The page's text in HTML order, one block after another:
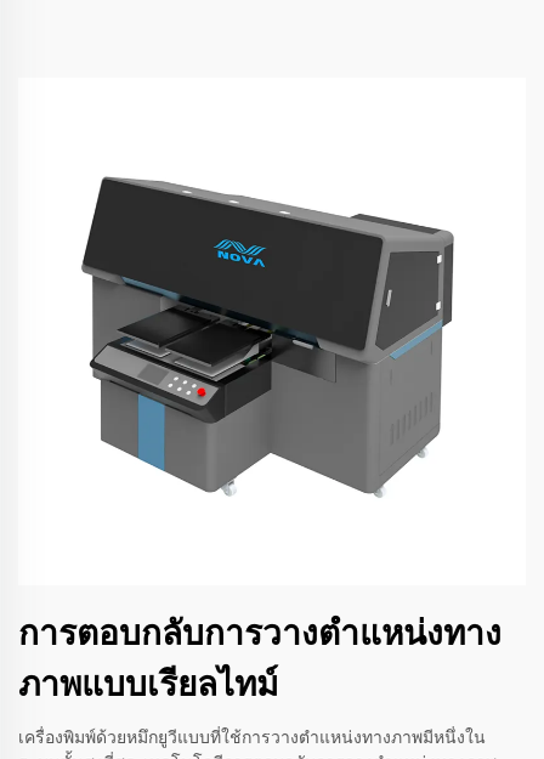
การตอบกลับการวางตำแหน่งทาง
ภาพแบบเรียลไทม์
เครื่องพิมพ์ด้วยหมึกยูวีแบบที่ใช้การวางตำแหน่งทางภาพมีหนึ่งใน